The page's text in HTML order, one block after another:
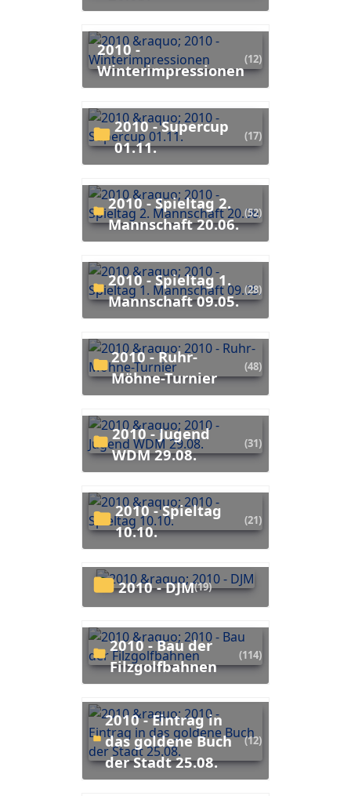
2010 -
Winterimpressionen
(12)
2010 - Supercup
01.11.
(17)
2010 - Spieltag 2.
Mannschaft 20.06.
(52)
2010 - Spieltag 1.
Mannschaft 09.05.
(28)
2010 - Ruhr-
Möhne-Turnier
(48)
2010 - Jugend
WDM 29.08.
(31)
2010 - Spieltag
10.10.
(21)
2010 - DJM(19)
2010 - Bau der
Filzgolfbahnen
(114)
2010 - Eintrag in
das goldene Buch
der Stadt 25.08.
(12)